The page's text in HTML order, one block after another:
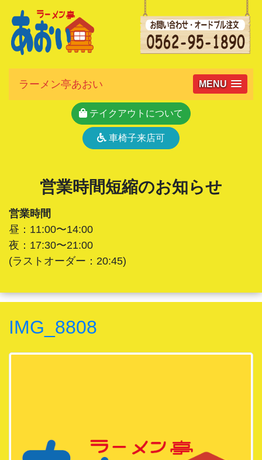
ラーメン亭あおい MENU
テイクアウトについて
車椅子来店可
営業時間短縮のお知らせ
営業時間
昼：11:00〜14:00
夜：17:30〜21:00
(ラストオーダー：20:45)
IMG_8808